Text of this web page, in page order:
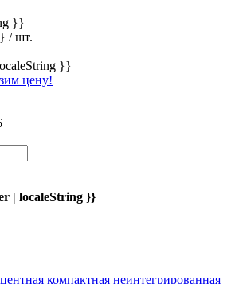
}}
/ шт.
}}
цену!
| localeString }}
компактная неинтегрированная